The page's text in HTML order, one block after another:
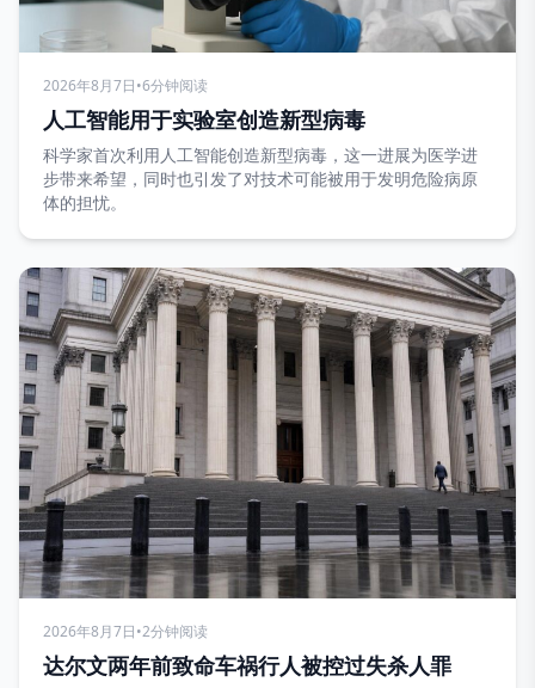
2026年8月7日•6分钟阅读
人工智能用于实验室创造新型病毒
科学家首次利用人工智能创造新型病毒，这一进展为医学进
步带来希望，同时也引发了对技术可能被用于发明危险病原
体的担忧。
2026年8月7日•2分钟阅读
达尔文两年前致命车祸行人被控过失杀人罪